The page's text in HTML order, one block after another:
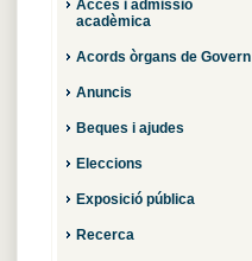
Accés i admissió
acadèmica
Acords òrgans de Govern
Anuncis
Beques i ajudes
Eleccions
Exposició pública
Recerca